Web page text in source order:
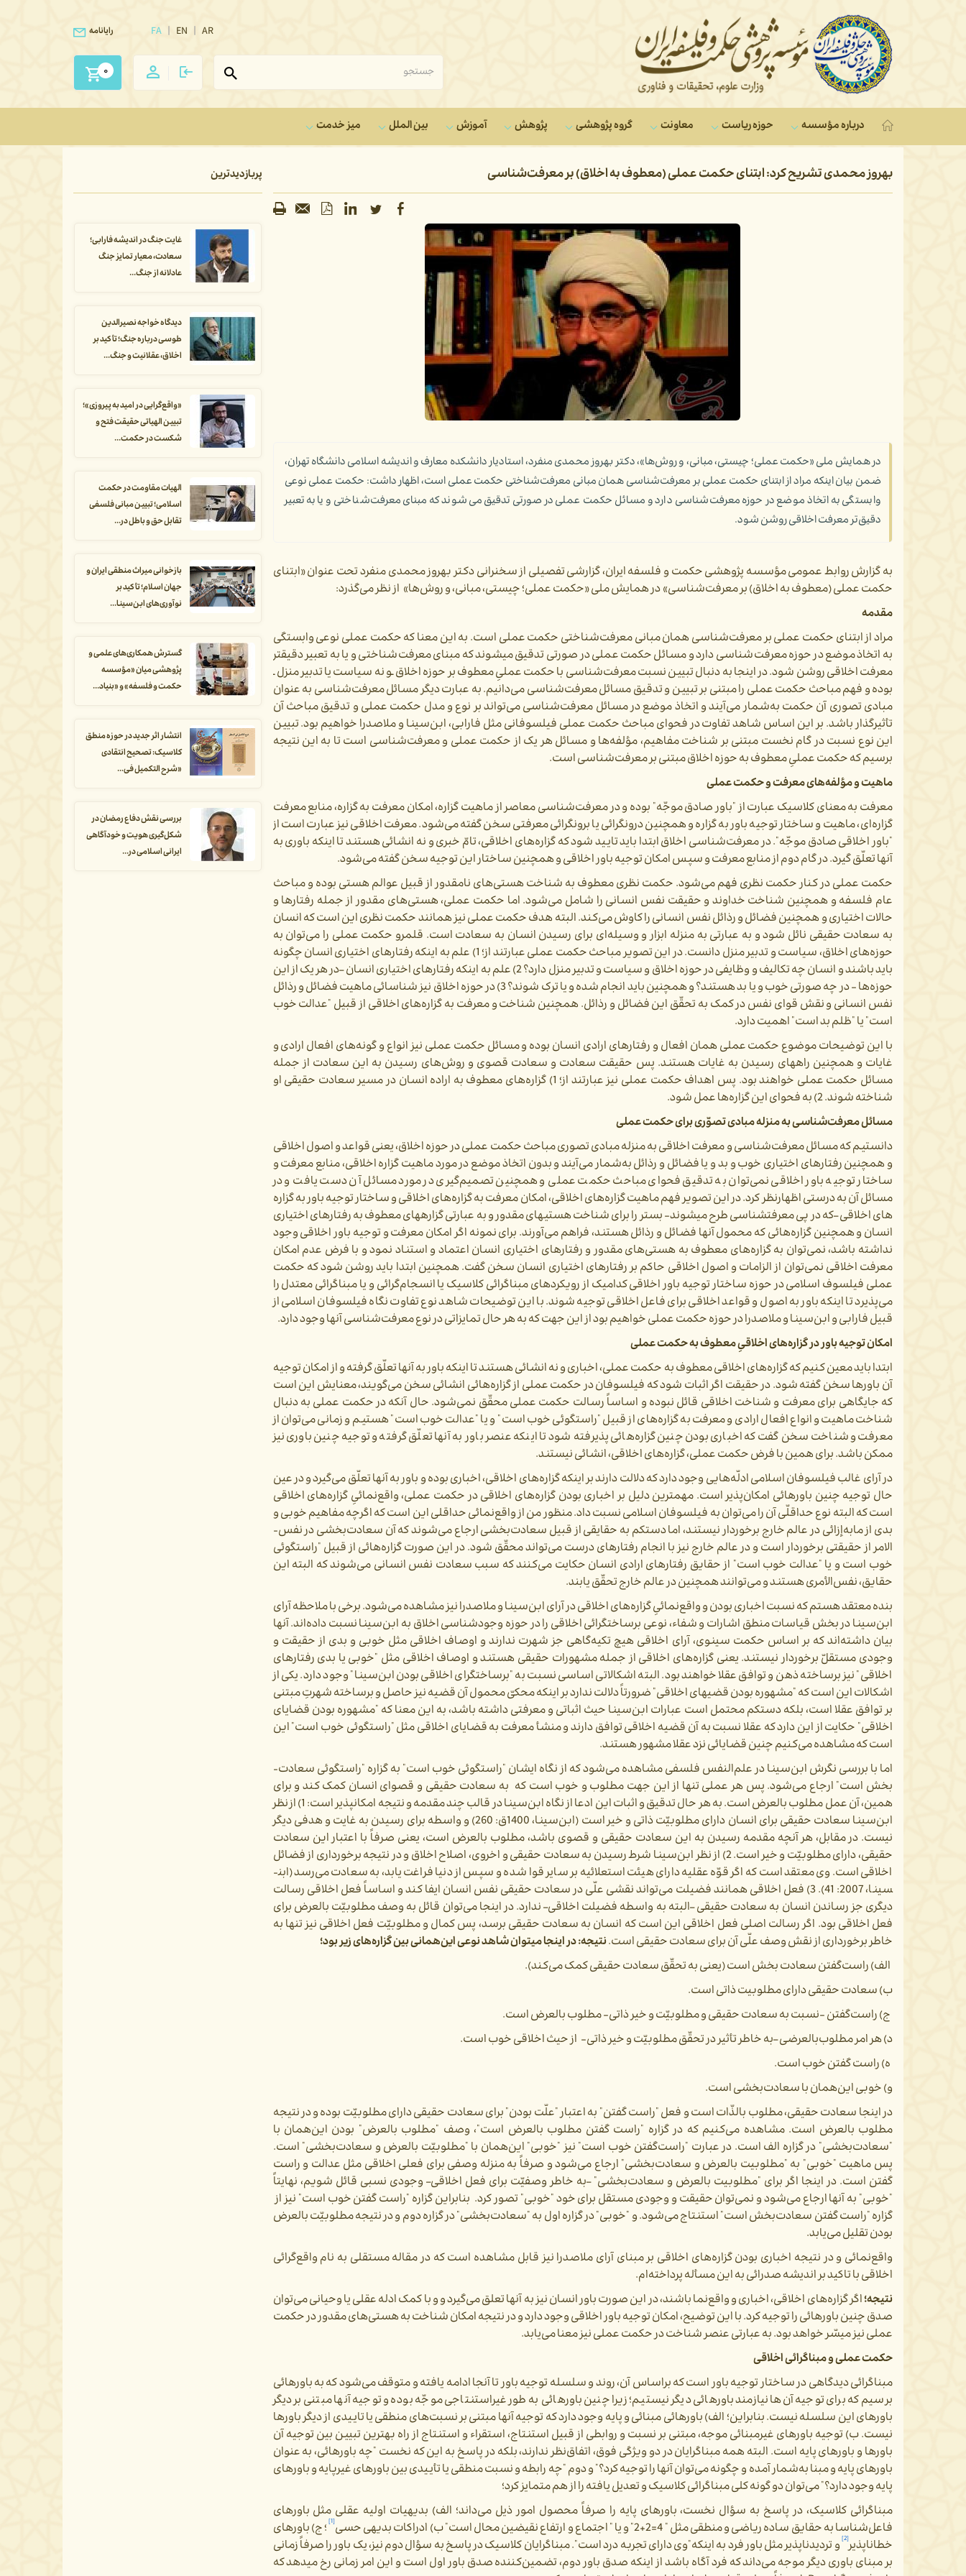
FA EN AR رایانامه
0
درباره مؤسسه حوزه ریاست معاونت‌ گروه‌ پژوهشی پژوهش آموزش بین الملل میز خدمت
بهروز محمدی تشریح کرد: ابتنای حکمت عملی (معطوف به اخلاق) بر معرفت‌شناسی
در همایش ملی «حکمت عملی؛ چیستی، مبانی، و روش‌ها»، دکتر بهروز محمدی منفرد،‌ استادیار دانشکده معارف و اندیشه اسلامی دانشگاه تهران،
ضمن بیان اینکه مراد از ابتنای حکمت عملی بر معرفت‌شناسی همان مبانی معرفت‌شناختی حکمت عملی است، اظهار داشت: حکمت عملی نوعی
وابستگی به اتخاذ موضع در حوزه معرفت‌شناسی دارد و مسائل حکمت عملی در صورتی تدقیق می‌شوند که مبنای معرفت‌شناختی و یا به تعبیر
دقیق‌تر معرفت اخلاقی روشن شود.
به گزارش روابط عمومی مؤسسه پژوهشی حکمت و فلسفه ایران، گزارشی تفصیلی از سخنرانی دکتر بهروز محمدی منفردتحت عنوان «ابتنای
حکمت عملی (معطوف به اخلاق) بر معرفت‌شناسی»در همایش ملی «حکمت عملی؛ چیستی، مبانی، و روش‌ها» از نظر می‌گذرد:
مقدمه
مراد از ابتنای حکمت عملی بر معرفت­‌شناسی همان مبانی معرفت‌­شناختی حکمت عملی است. به این معنا که حکمت عملی نوعی وابستگی
به اتخاذ موضع در حوزه معرفت‌­شناسی دارد و مسائل حکمت عملی در صورتی تدقیق می­شوند که مبنای معرفت­‌شناختی و یا به تعبیر دقیق­تر
معرفت اخلاقی روشن شود. در اینجا به دنبال تبیین نسبت معرفت­‌شناسی با حکمت عملیِ معطوف بر حوزه اخلاق ـو نه سیاست یا تدبیر منزل ـ
بوده و فهم مباحث حکمت عملی را مبتنی بر تبیین و تدقیق مسائل معرفت‌­شناسی می­‌دانیم. به عبارت دیگر مسائل معرفت‌­شناسی به عنوان
مبادی تصوری آن حکمت به‌شمار می‌­آیند و اتخاذ موضع در مسائل معرفت‌­شناسی می­‌تواند بر نوع و مدل حکمت عملی و تدقیق مباحث آن
تأثیرگذار باشد. بر این اساس شاهد تفاوت در فحوای مباحث حکمت عملی فیلسوفانی مثل فارابی، ابن‌­سینا و ملاصدرا خواهیم بود. تبیین
این نوع نسبت در گام نخست مبتنی بر شناخت مفاهیم، مؤلفه­‌ها و مسائل هر یک از حکمت عملی و معرفت‌­شناسی است تا به این نتیجه
برسیم که حکمت عملیِ معطوف به حوزه اخلاق مبتنی بر معرفت‌­شناسی است.
ماهیت و مؤلفه­‌های معرفت و حکمت عملی
معرفت به معنای کلاسیک عبارت از "باور صادق موجّه" بوده و در معرفت‌­شناسی معاصر از ماهیت گزاره­، امکان معرفت به گزاره، منابع معرفت
گزاره­‌ای، ماهیت و ساختار توجیه باور به گزاره و همچنین درون­گرائی یا برون­گرائی معرفتی سخن گفته می‌شود. معرفت اخلاقی نیز عبارت است از
"باور اخلاقی صادق موجّه". در معرفت‌­شناسی اخلاق ابتدا باید تایید شود که گزاره­‌های اخلاقی، تامّ خبری و نه انشائی هستند تا اینکه باوری به
آنها تعلّق گیرد. در گام دوم از منابع معرفت و سپس امکان توجیه باور اخلاقی و همچنین ساختار این توجیه سخن گفته می‌­شود.
حکمت عملی در کنار حکمت نظری فهم می­­‌شود. حکمت نظری معطوف به شناخت هستی­‌های نامقدور از قبیل عوالم هستی بوده و مباحث
عام فلسفه و همچنین شناخت خداوند و حقیقت نفس انسانی را شامل می­‌شود. اما حکمت عملی، هستی­‌های مقدور از جمله رفتارها و
حالات اختیاری و همچنین فضائل و رذائل نفس انسانی را کاوش می‌­کند. البته هدف حکمت عملی نیز همانند حکمت نظری این است که انسان
به سعادت حقیقی نائل شود و به عبارتی به منزله ابزار و وسیله‌­ای برای رسیدن انسان به سعادت است. قلمرو حکمت عملی را می­‌توان به
حوزه‌­های اخلاق، سیاست و تدبیر منزل دانست. در این تصویر مباحث حکمت عملی عبارتند از؛ 1) علم به اینکه رفتارهای اختیاری انسان چگونه
باید باشند و انسان چه تکالیف و وظایفی در حوزه اخلاق و سیاست و تدبیر منزل دارد؟ 2) علم به اینکه رفتارهای اختیاری انسان –در هر یک از این
حوزه­‌ها - در چه صورتی خوب و یا بد هستند؟ و همچنین باید انجام شده و یا ترک شوند؟ 3) در حوزه اخلاق نیز شناسائی ماهیت فضائل و رذائل
نفس انسانی و نقش قوای نفس در کمک به تحقّق این فضائل و رذائل. همچنین شناخت و معرفت به گزاره­‌های اخلاقی از قبیل "عدالت خوب
است" یا "ظلم بد است" اهمیت دارد.
با این توضیحات موضوع حکمت عملی همان افعال و رفتارهای ارادی انسان بوده و مسائل حکمت عملی نیز انواع و گونه­‌های افعال ارادی و
غایات و همچنین راه­های رسیدن به غایات هستند. پس حقیقت سعادت و سعادت قصوی و روش­‌های رسیدن به این سعادت از جمله
مسائل حکمت عملی خواهند بود. پس اهداف حکمت عملی نیز عبارتند از؛ 1) گزاره­‌های معطوف به اراده انسان در مسیر سعادت حقیقی او
شناخته شوند. 2) به فحوای این گزاره­‌ها عمل شود.
مسائل معرفت­‌شناسی به منزله مبادی تصوّری برای حکمت عملی
دانستیم که مسائل معرفت­‌شناسی و معرفت اخلاقی به منزله مبادی تصوری مباحث حکمت عملی در حوزه اخلاق، یعنی قواعد و اصول اخلاقی
و همچنین رفتارهای اختیاری خوب و بد و یا فضائل و رذائل به‌­شمار می‌آیند و بدون اتخاذ موضع در مورد ماهیت گزاره اخلاقی­، منابع معرفت و
ساختار توجیه باور اخلاقی نمی‌­توان به تدقیق فحوای مباحث حکمت عملی و همچنین تصمیم­‌گیری در مورد مسائل آن دست یافت و در
مسائل آن به درستی اظهارنظر کرد. در این تصویر فهم ماهیت گزاره­‌های اخلاقی، امکان معرفت به گزاره‌­های اخلاقی و ساختار توجیه باور به گزاره­‌
های اخلاقی –که در پی معرفت­شناسی طرح می­شوند- بستر را برای شناخت هستی­های مقدور و به عبارتی گزاره­های معطوف به رفتارهای اختیاری
انسان و همچنین گزاره‌­هائی که محمول آنها فضائل و رذائل هستند، فراهم می‌­آورند. برای نمونه اگر امکان معرفت و توجیه باور اخلاقی وجود
نداشته باشد، نمی­‌توان به گزاره‌­های معطوف به هستی­‌های مقدور و رفتارهای اختیاری انسان اعتماد و استناد نمود و با فرض عدم امکان
معرفت اخلاقی نمی­‌توان از الزامات و اصول اخلاقی حاکم بر رفتارهای اختیاری انسان سخن گفت. همچنین ابتدا باید روشن شود که حکمت
عملی فیلسوف اسلامی در حوزه ساختار توجیه باور اخلاقی کدام­یک از رویکردهای مبناگرائی کلاسیک یا انسجام­‌گرائی و یا مبناگرائی معتدل را
می­‌پذیرد تا اینکه باور به اصول و قواعد اخلاقی برای فاعل اخلاقی توجیه شوند. با این توضیحات شاهد نوع تفاوت نگاه فیلسوفان اسلامی از
قبیل فارابی و ابن­‌سینا و ملاصدرا در حوزه حکمت عملی خواهیم بود از این جهت که به هر حال تمایزاتی در نوع معرفت­‌شناسی آنها وجود دارد.
امکان توجیه باور در گزاره­‌های اخلاقیِ معطوف به حکمت عملی
ابتدا باید معین کنیم که گزاره‌­های اخلاقی معطوف به حکمت عملی، اخباری و نه انشائی هستند تا اینکه باور به آنها تعلّق گرفته و از امکان توجیه
آن باورها سخن گفته شود. در حقیقت اگر اثبات شود که فیلسوفان در حکمت عملی از گزاره­‌هائی انشائی سخن می­‌گویند، معنایش این است
که جایگاهی برای معرفت و شناخت اخلاقی قائل نبوده و اساساً رسالت حکمت عملی محقّق نمی‌­شود. حال آن­که در حکمت عملی به دنبال
شناخت ماهیت و انواع افعال ارادی و معرفت به گزاره­‌های از قبیل "راستگوئی خوب است" و یا "عدالت خوب است" هستیم و زمانی می­‌توان از
معرفت و شناخت سخن گفت که اخباری بودن چنین گزاره­‌هائی پذیرفته شود تا اینکه عنصر باور به آنها تعلّق گرفته و توجیه چنین باوری نیز
ممکن باشد. برای همین با فرض حکمت عملی، گزاره‌­های اخلاقی، انشائی نیستند.
در آرای غالب فیلسوفان اسلامی ادلّه‌ه­ایی وجود دارد که دلالت دارند بر اینکه گزاره‌­های اخلاقی، اخباری بوده و باور به آنها تعلّق می­‌گیرد و در عین
حال توجیه چنین باورهائی امکان­‌پذیر است. مهم­ترین دلیل بر اخباری بودن گزاره­‌های اخلاقی در حکمت عملی، واقع‌­نمائیِ گزاره‌­های اخلاقی
است که البته نوع حداقلّی آن را می‌­توان به فیلسوفان اسلامی نسبت داد. منظور من از واقع‌­نمائی حداقلی این است که اگرچه مفاهیم خوبی و
بدی از مابه‌إزائی در عالم خارج برخوردار نیستند، اما دست­کم به حقایقی از قبیل سعادت­‌بخشی ارجاع می­‌شوند که آن سعادت‌­بخشی در نفس‌­
الامر از حقیقتی برخوردار است و در عالم خارج نیز با انجام رفتارهای درست می‌­تواند محقّق شود. در این صورت گزاره‌­هائی از قبیل "راستگوئی
خوب است و یا "عدالت خوب است" از حقایق رفتارهای ارادی انسان حکایت می‌­کنند که سبب سعادت نفس انسانی می­‌شوند که البته این
حقایق، نفس‌­الأمری هستند و می­‌توانند همچنین در عالم خارج تحقّق یابند.
بنده معتقد هستم که نسبت اخباری بودن و واقع­‌نمائیِ گزاره‌­های اخلاقی در آرای ابن­‌سینا و ملاصدرا نیز مشاهده می‌­شود.برخی با ملاحظه آرای
ابن‌سینا در بخش قیاسات منطق اشارات و شفاء، نوعی برساخت­گرائی اخلاقی را در حوزه وجودشناسی اخلاق به ابن‌­سینا نسبت داده‌­اند. آنها
بیان داشته‌­اند که بر اساس حکمت سینوی، آرای اخلاقی هیچ تکیه‌­گاهی جز شهرت ندارند و اوصاف اخلاقی مثل خوبی و بدی از حقیقت و
وجودی مستقلّ برخوردار نیستند. یعنی گزاره‌­های اخلاقی از جمله مشهورات حقیقی هستند و اوصاف اخلاقی مثل "خوبی یا بدی رفتارهای
اخلاقی" نیز برساخته ذهن و توافق عقلا خواهند بود. البته اشکالاتی اساسی نسبت به "برساخت­گرای اخلاقی بودن ابن­‌سینا" وجود دارد. یکی از
اشکالات این است که "مشهوره بودن قضیه­ای اخلاقی" ضرورتاً دلالت ندارد بر اینکه محکیّ محمول آن قضیه نیز حاصل و برساخته شهرتِ مبتنی
بر توافق عقلا است، بلکه دست­کم محتمل است عبارات ابن‌­سینا حیث اثباتی و معرفتی داشته باشد، به این معنا که "مشهوره بودن قضایای
اخلاقی" حکایت از این دارد که عقلا نسبت به آن قضیه اخلاقی توافق دارند و منشأ معرفت به قضایای اخلاقی مثل "راستگوئی خوب است" این
است که مشاهده می­‌کنیم چنین قضایائی نزد عقلا مشهور هستند.
اما با بررسی نگرش ابن‌­سینا در علم­‌النفس فلسفی مشاهده می­‌شود که از نگاه ایشان "راستگوئی خوب است" به گزاره "راستگوئی سعادت‌­
بخش است" ارجاع می‌­شود. پس هر عملی تنها از این جهت مطلوب و خوب است که به سعادت حقیقی و قصوای انسان کمک کند و برای
همین، آن عمل مطلوب بالعرض است. به هر حال تدقیق و اثبات این ادعا از نگاه ابن‌­سینا در قالب چند مقدمه و نتیجه امکان­پذیر است: 1)
ازنظر
ابن‌­سینا سعادت حقیقی برای انسان دارایمطلوبیّتذاتی وخیراست (ابن­‌سینا، 1400ق: 260) و واسطه برای رسیدن به غایت وهدفیدیگر
نیست. درمقابل، هر آنچه مقدمه رسیدن به این سعادت حقیقی و قصوی باشد، مطلوب بالعرض است، یعنی صرفاً با اعتباراین سعادت
حقیقی،دارایمطلوبیّت وخیراست. 2) از نظر ابن‌­سینا شرط رسیدن به سعادت حقیقی و اخروی، اصلاح اخلاق و در نتیجه برخورداری از فضائل
اخلاقی است. وی معتقد است که اگر قوّه عقلیه دارای هیئت استعلائیه بر سایر قوا شده و سپس از دنیا فراغت یابد، به سعادت می­‌رسد (ابن­
سینا، 2007: 41). 3) فعل اخلاقی همانند فضیلت می‌­تواند نقشی علّی در سعادت حقیقی نفس انسان ایفا کند و اساساً فعل اخلاقی رسالت
دیگری جز رساندن انسان به سعادت حقیقی –البته به واسطه فضیلت اخلاقی– ندارد. در اینجا می‌­توان قائل به وصف مطلوبیّت بالعرض برای
فعل اخلاقی بود. اگر رسالت اصلی فعل اخلاقی این است که انسان به سعادت حقیقی برسد، پس کمال و مطلوبیّت فعل اخلاقی نیز تنها به
خاطر برخورداری از نقش وصف علّی آن برای سعادت حقیقی است.نتیجه: در اینجا می­توان شاهد نوعی این‌­همانی بین گزاره‌­های زیر بود؛
الف) راست­‌گفتن سعادت­ بخش است (یعنی به تحقّق سعادت حقیقی کمک می­‌کند).
ب) سعادت حقیقی دارای مطلوبیت ذاتی است.
ج) راست‌­گفتن -نسبت به سعادت­ حقیقی و مطلوبیّت و خیر ذاتی- مطلوب بالعرض است.
د) هر امر مطلوب‌­بالعرضی –به خاطر تأثیر در تحقّق مطلوبیّت و خیر ذاتی- از حیث اخلاقی خوب است.
ه) راست گفتن خوب است.
و) خوبی این­‌همان با سعادت‌­بخشی است.
در اینجا سعادت حقیقی، مطلوب بالذّات است و فعل "راست گفتن" به اعتبار "علّت بودن" برای سعادت حقیقی دارای مطلوبیّت بوده و در نتیجه
مطلوب بالعرض است. مشاهده می­‌کنیم که در گزاره "راست گفتن مطلوب بالعرض است"، وصف "مطلوب بالعرض" بودن این­‌همان با
"سعادت‌بخشی" در گزاره الف است. در عبارت "راست­‌گفتن خوب است" نیز "خوبی" این­‌همان با "مطلوبیّت بالعرض و سعادت‌­بخشی" است.
پس ماهیت "خوبی" به "مطلوبیت بالعرض و سعادت‌­بخشی" ارجاع می­‌شود و صرفاً به منزله وصفی برای فعلی اخلاقی مثل عدالت و راست­‌
گفتن است. در اینجا اگر برای "مطلوبیت بالعرض و سعادت‌­بخشی" –به خاطر وصفیّت برای فعل اخلاقی– وجودی نسبی قائل شویم، نهایتاً
"خوبی" به آنها ارجاع می­‌شود و نمی­‌توان حقیقت و وجودی مستقل برای خود "خوبی" تصور کرد. بنابراین گزاره "راست گفتن خوب است" نیز از
گزاره "راست گفتن سعادت‌­بخش است" استنتاج می­‌شود. و "خوبی" در گزاره اول به "سعادت‌­بخشی" در گزاره دوم و در نتیجه مطلوبیّت بالعرض
بودن تقلیل می­‌یابد.
واقع­‌نمائی و در نتیجه اخباری بودن گزاره‌­های اخلاقی بر مبنای آرای ملاصدرا نیز قابل مشاهده است که در مقاله مستقلی به نام واقع­‌گرائی
اخلاقی با تاکید بر اندیشه صدرائی به این مسأله پرداخته‌­ام.
نتیجه؛اگر گزاره‌­های اخلاقی، اخباری و واقع‌­نما باشند، در این صورت باور انسان نیز به آنها تعلق می­‌گیرد و و با کمک ادله عقلی یا وحیانی می‌­توان
صدق چنین باورهائی را توجیه کرد. با این توضیح، امکان توجیه باور اخلاقی وجود دارد و در نتیجه امکان شناخت به هستی‌­های مقدور در حکمت
عملی نیز میسّر خواهد بود. به عبارتی عنصر شناخت در حکمت عملی نیز معنا می‌­یابد.
حکمت عملی و مبناگرائی اخلاقی
مبناگرائی دیدگاهی در ساختار توجیه باور است که براساس آن، روند و سلسله توجیه باور تا آنجا ادامه یافته و متوقف می‌شود که به باورهائی
برسیم که برای توجیه آن‌ها نیازمند باورهائی دیگر نیستیم؛ زیرا چنین باورهائی به طور غیراستنتاجی موجّه بوده و توجیه آن­ها مبتنی بر دیگر
باورهای این سلسله نیست. بنابراین؛ الف) باورهائی مبنائی و پایه وجود دارد که توجیه آنها مبتنی بر نسبت­‌های منطقی یا تاییدی از دیگر باورها
نیست. ب) توجیه باورهای غیرمبنائی موجه، مبتنی بر نسبت و روابطی از قبیل استنتاج، استقراء و استنتاج از راه بهترین تبیین بین توجیه آن
باورها و باورهای پایه است. البته همه مبناگرایان در دو ویژگی فوق، اتفاق‌نظر ندارند، بلکه در پاسخ به این که نخست "چه باورهائی، به عنوان
باورهای پایه و مبنا به‌شمار آمده و چگونه می‌­توان آن­ها را توجیه کرد؟" و دوم "چه رابطه­ و نسبت منطقی یا تأییدی بین باورهای غیرپایه و باورهای
پایه وجود دارد؟" می‌توان دو گونه کلی مبناگرائی کلاسیک و تعدیل یافته را از هم متمایز کرد؛
مبناگرائی کلاسیک، در پاسخ به سؤال نخست، باورهای پایه را صرفاً محصول امور ذیل می‌داند؛ الف) بدیهیات اولیه عقلی مثل باورهای
فاعل‌شناسا به حقایق ساده ریاضی و منطقی مثل " 4=2+2" و یا " اجتماع و ارتفاع نقیضین محال است" ب) ادراکات بدیهی حسی
[1] ؛ ج) باورهای
خطاناپذیر[2] و تردیدناپذیر مثل باور فرد به اینکه"وی دارای تجربه درد است".مبناگرایان کلاسیک در پاسخ به سؤال دوم نیز، یک باور را صرفاً زمانی
بر مبنای باوری دیگر موجه می‌­داند که فرد آگاه باشد از اینکه صدق باور دوم، تضمین‌­کننده صدق باور اول است و این امر زمانی رخ می­دهد که
پربازدیدترین
غایت جنگ در اندیشه فارابی؛
سعادت، معیار تمایز جنگ
عادلانه از جنگ...
دیدگاه خواجه نصیرالدین
طوسی درباره جنگ؛ تأکید بر
اخلاق، عقلانیت و جنگ...
«واقع‌گرایی در امید به پیروزی»؛
تبیین الهیاتی حقیقت فتح و
شکست در حکمت...
الهیات مقاومت در حکمت
اسلامی؛ تبیین مبانی فلسفی
تقابل حق و باطل در...
بازخوانی میراث منطقی ایران و
جهان اسلام؛ تأکید بر
نوآوری‌های ابن‌سینا...
گسترش همکاری‌های علمی و
پژوهشی میان «مؤسسه
حکمت و فلسفه» و «بنیاد...
انتشار اثر جدید در حوزه منطق
کلاسیک: تصحیح انتقادی
«شرح التکمیل فی...
بررسی نقش دفاع رمضان در
شکل‌گیری هویت و خودآگاهی
ایرانی اسلامی در...